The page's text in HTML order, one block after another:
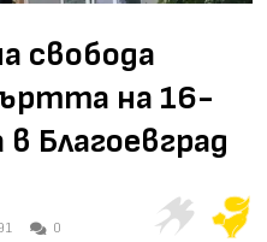
свобода
на 16-
Благоевград
0